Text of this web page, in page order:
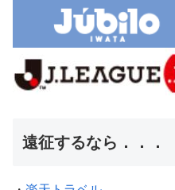
遠征するなら．．．